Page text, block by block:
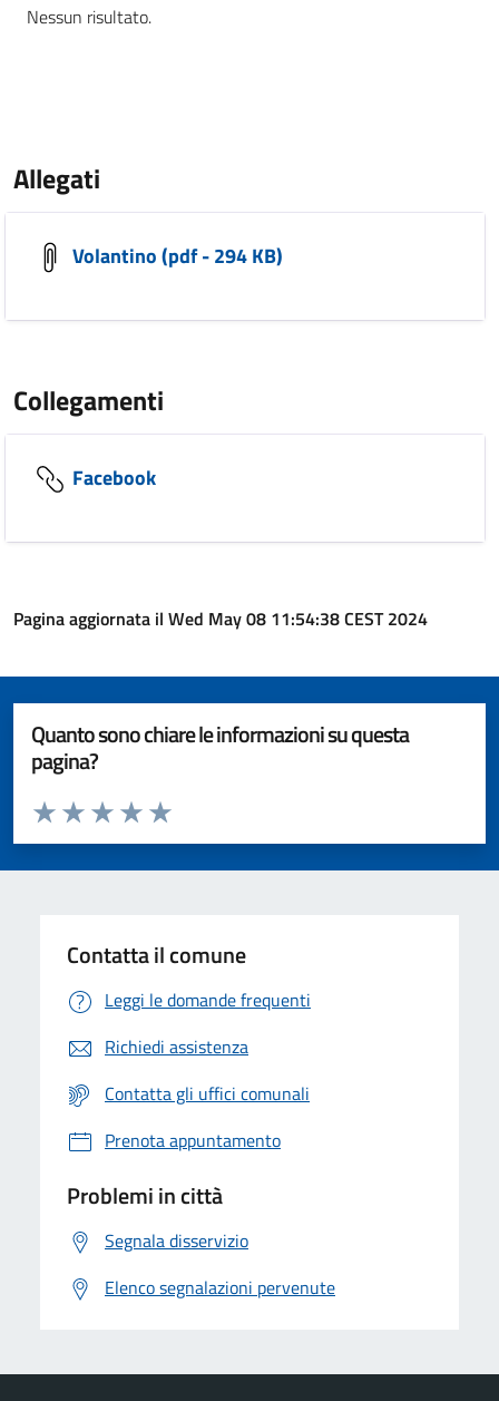
Nessun risultato.
Allegati
Volantino (pdf - 294 KB)
Collegamenti
Facebook
Pagina aggiornata il Wed May 08 11:54:38 CEST 2024
Quanto sono chiare le informazioni su questa
pagina?
Valuta da 1 a 5 stelle la pagina
Valuta 5 stelle su 5
Valuta 4 stelle su 5
Valuta 3 stelle su 5
Valuta 2 stelle su 5
Valuta 1 stelle su 5
Contatta il comune
Leggi le domande frequenti
Richiedi assistenza
Contatta gli uffici comunali
Prenota appuntamento
Problemi in città
Segnala disservizio
Elenco segnalazioni pervenute